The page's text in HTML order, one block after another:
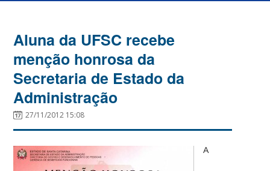
Aluna da UFSC recebe
menção honrosa da
Secretaria de Estado da
Administração
27/11/2012 15:08
A